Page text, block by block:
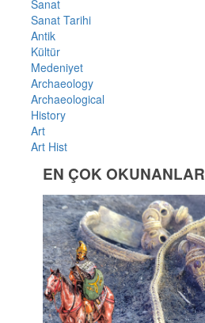
Sanat
Sanat Tarihi
Antik
Kültür
Medeniyet
Archaeology
Archaeological
History
Art
Art Hist
EN ÇOK OKUNANLAR